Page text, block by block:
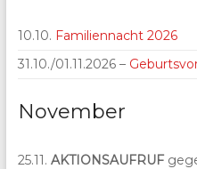
10.10. Familiennacht 2026
31.10./01.11.2026 –
November
25.11. AKTIONSAUFRUF